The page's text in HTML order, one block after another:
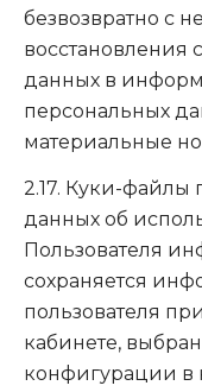
безвозвратно с
восстановления
данных в
персональных
материальные
2.17. Куки-файлы
данных об
Пользователя
сохраняется
пользователя
кабинете,
конфигурации в